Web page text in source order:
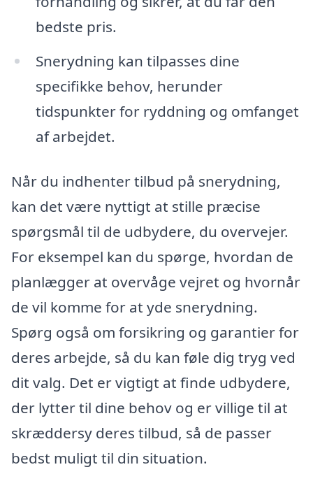
bedste pris.
Snerydning kan tilpasses dine
specifikke behov, herunder
tidspunkter for ryddning og omfanget
af arbejdet.
Når du indhenter tilbud på snerydning,
kan det være nyttigt at stille præcise
spørgsmål til de udbydere, du overvejer.
For eksempel kan du spørge, hvordan de
planlægger at overvåge vejret og hvornår
de vil komme for at yde snerydning.
Spørg også om forsikring og garantier for
deres arbejde, så du kan føle dig tryg ved
dit valg. Det er vigtigt at finde udbydere,
der lytter til dine behov og er villige til at
skræddersy deres tilbud, så de passer
bedst muligt til din situation.